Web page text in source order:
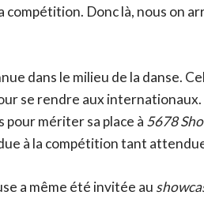
compétition. Donc là, nous on
dans le milieu de la danse.
se rendre aux internationaux.
mériter sa place à 5678
à la compétition tant
a même été invitée au